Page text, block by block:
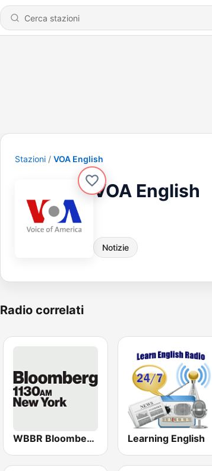
Stazioni VOA English
VOA English
Notizie
Radio correlati
WBBR Bloomberg 1130 Learning English